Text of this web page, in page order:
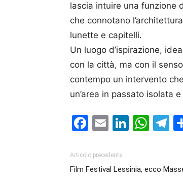
lascia intuire una funzione
che connotano
lunette e capitelli.
Un luogo d’ispirazione,
con la città, ma con il
contempo un intervento
un’area in passato isolata
Facebook
Email
Articolo precedente
Film Festival Lessinia, ecco